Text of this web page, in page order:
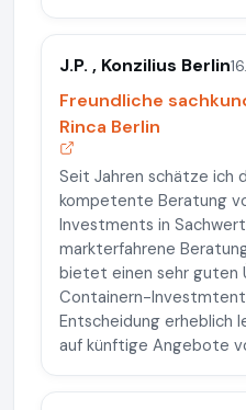
J.P. , Konzilius Berlin
Freundliche
Rinca Berlin
Seit Jahren schätze ich
kompetente Beratung
Investments in
markterfahrene
bietet einen sehr guten
Containern-
Entscheidung erheblich
auf künftige Angebote